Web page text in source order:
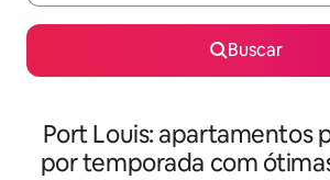
Buscar
Port Louis: apartamentos
por temporada com